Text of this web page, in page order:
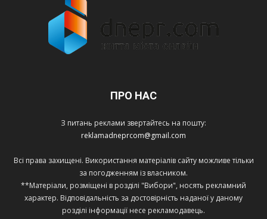
ПРО НАС
З питань реклами звертайтесь на пошту:
reklamadneprcom@gmail.com
Всі права захищені. Використання матеріалів сайту можливе тільки
за погодженням із власником.
**Матеріали, розміщені в розділі "Вибори", носять рекламний
характер. Відповідальність за достовірність наданої у даному
розділі інформації несе рекламодавець.